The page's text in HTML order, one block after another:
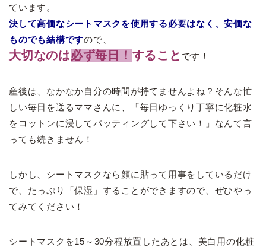
ています。
決して高価なシートマスクを使用する必要はなく、安価な
ものでも結構ですので、
大切なのは必ず毎日！ すること です！
産後は、なかなか自分の時間が持てませんよね？そんな忙
しい毎日を送るママさんに、「毎日ゆっくり丁寧に化粧水
をコットンに浸してパッティングして下さい！」なんて言
っても続きません！
しかし、シートマスクなら顔に貼って用事をしているだけ
で、たっぷり「保湿」することができますので、ぜひやっ
てみてください！
シートマスクを15～30分程放置したあとは、美白用の化粧